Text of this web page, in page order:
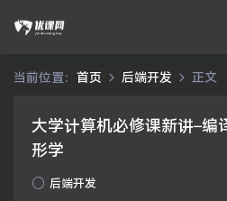
当前位置： 首页 后端开发 正文
大学计算机必修课新讲–编
形学
后端开发